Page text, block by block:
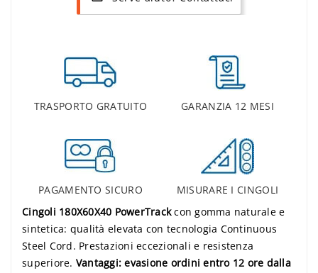
TRASPORTO GRATUITO GARANZIA 12 MESI
PAGAMENTO SICURO
MISURARE I CINGOLI
Cingoli 180X60X40 PowerTrackcon gomma naturale e
sintetica: qualità elevata con tecnologia Continuous
Steel Cord. Prestazioni eccezionali e resistenza
superiore. Vantaggi: evasione ordini entro 12 ore dalla